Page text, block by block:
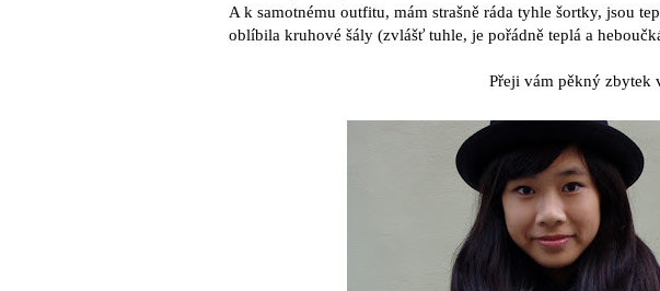
A k samotnému outfitu, mám strašně ráda tyhle šortky, jsou
oblíbila kruhové šály (zvlášť tuhle, je pořádně teplá a
Přeji vám pěkný zbytek